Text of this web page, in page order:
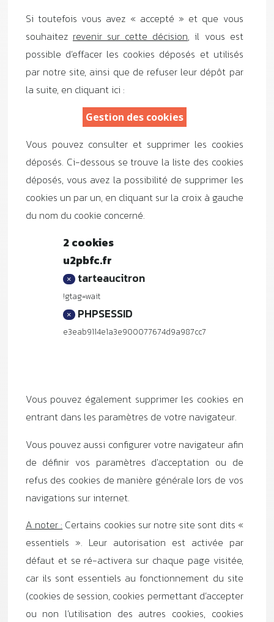
Si toutefois vous avez « accepté » et que vous
souhaitez revenir sur cette décision, il vous est
possible d’effacer les cookies déposés et utilisés
par notre site, ainsi que de refuser leur dépôt par
la suite, en cliquant ici :
Gestion des cookies
Vous pouvez consulter et supprimer les cookies
déposés. Ci-dessous se trouve la liste des cookies
déposés, vous avez la possibilité de supprimer les
cookies un par un, en cliquant sur la croix à gauche
du nom du cookie concerné.
2 cookies
u2pbfc.fr
× tarteaucitron
!gtag=wait
× PHPSESSID
e3eab9114e1a3e900077674d9a987cc7
Vous pouvez également supprimer les cookies en
entrant dans les paramètres de votre navigateur.
Vous pouvez aussi configurer votre navigateur afin
de définir vos paramètres d'acceptation ou de
refus des cookies de manière générale lors de vos
navigations sur internet.
A noter : Certains cookies sur notre site sont dits «
essentiels ». Leur autorisation est activée par
défaut et se ré-activera sur chaque page visitée,
car ils sont essentiels au fonctionnement du site
(cookies de session, cookies permettant d’accepter
ou non l’utilisation des autres cookies, cookies